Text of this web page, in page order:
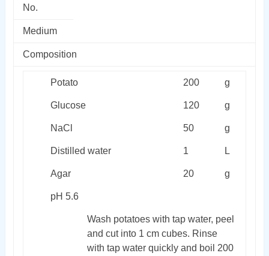
No.
Medium
Composition
Potato 200 g
Glucose 120 g
NaCl 50 g
Distilled water 1 L
Agar 20 g
pH 5.6
Wash potatoes with tap water, peel
and cut into 1 cm cubes. Rinse
with tap water quickly and boil 200